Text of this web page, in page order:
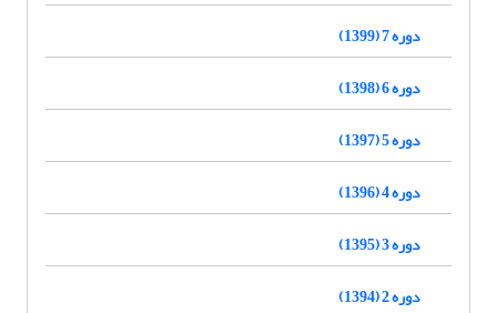
دوره 7 (1399)
دوره 6 (1398)
دوره 5 (1397)
دوره 4 (1396)
دوره 3 (1395)
دوره 2 (1394)